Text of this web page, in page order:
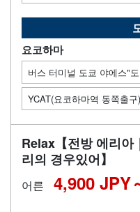
요코하마
버스 터미널 도쿄 야에스"
YCAT(요코하마역 동쪽출구)
Relax【전방 에리아
리의 경우있어】
어른 4,900 JPY